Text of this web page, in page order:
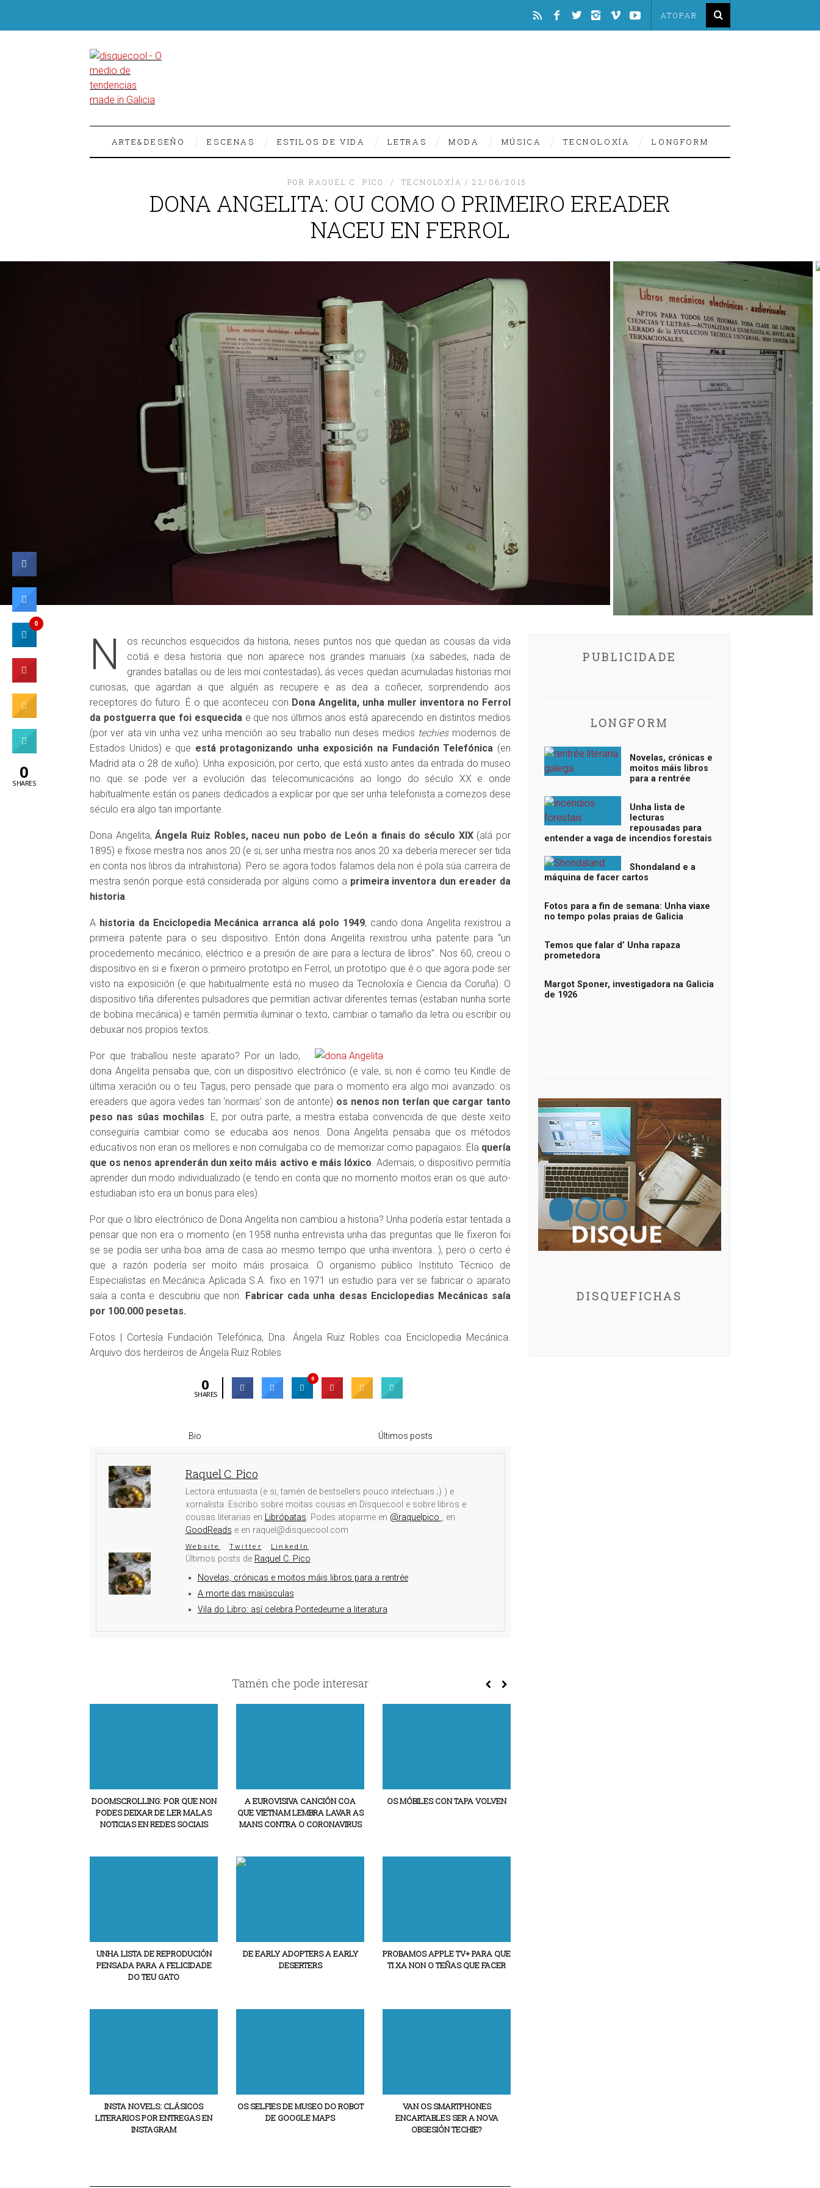
ARTE&DESEÑO ESCENAS ESTILOS DE VIDA LETRAS MODA MÚSICA TECNOLOXÍA LONGFORM
POR RAQUEL C. PICO TECNOLOXÍA 22/06/2015
DONA ANGELITA: OU COMO O PRIMEIRO EREADER
NACEU EN FERROL
N
os recunchos esquecidos da historia, neses puntos nos que quedan as cousas da vida
cotiá e desa historia que non aparece nos grandes manuais (xa sabedes, nada de
grandes batallas ou de leis moi contestadas), ás veces quedan acumuladas historias moi
curiosas, que agardan a que alguén as recupere e as dea a coñecer, sorprendendo aos
receptores do futuro. É o que aconteceu con Dona Angelita, unha muller inventora no Ferrol
da postguerra que foi esquecidae que nos últimos anos está aparecendo en distintos medios
(por ver ata vin unha vez unha mención ao seu traballo nun deses medios techiesmodernos de
Estados Unidos) e que está protagonizando unha exposición na Fundación Telefónica (en
Madrid ata o 28 de xuño). Unha exposición, por certo, que está xusto antes da entrada do museo
no que se pode ver a evolución das telecomunicacións ao longo do século XX e onde
habitualmente están os paneis dedicados a explicar por que ser unha telefonista a comezos dese
século era algo tan importante.
Dona Angelita,Ángela Ruiz Robles, naceu nun pobo de León a finais do século XIX(alá por
1895) e fíxose mestra nos anos 20 (e si, ser unha mestra nos anos 20 xa debería merecer ser tida
en conta nos libros da intrahistoria). Pero se agora todos falamos dela non é pola súa carreira de
mestra senón porque está considerada por algúns como a primeira inventora dun ereader da
historia.
A historia da Enciclopedia Mecánica arranca alá polo 1949, cando dona Angelita rexistrou a
primeira patente para o seu dispositivo. Entón dona Angelita rexistrou unha patente para “un
procedemento mecánico, eléctrico e a presión de aire para a lectura de libros”. Nos 60, creou o
dispositivo en si e fixeron o primeiro prototipo en Ferrol, un prototipo que é o que agora pode ser
visto na exposición (e que habitualmente está no museo da Tecnoloxía e Ciencia da Coruña). O
dispositivo tiña diferentes pulsadores que permitían activar diferentes temas (estaban nunha sorte
de bobina mecánica) e tamén permitía iluminar o texto, cambiar o tamaño da letra ou escribir ou
debuxar nos propios textos.
Por que traballou neste aparato? Por un lado,
dona Angelita pensaba que, con un dispositivo electrónico (e vale, si, non é como teu Kindle de
última xeración ou o teu Tagus, pero pensade que para o momento era algo moi avanzado: os
ereaders que agora vedes tan ‘normais’ son de antonte) os nenos non terían que cargar tanto
peso nas súas mochilas. E, por outra parte, a mestra estaba convencida de que deste xeito
conseguiría cambiar como se educaba aos nenos. Dona Angelita pensaba que os métodos
educativos non eran os mellores e non comulgaba co de memorizar como papagaios. Ela quería
que os nenos aprenderán dun xeito máis activo e máis lóxico. Ademais, o dispositivo permitía
aprender dun modo individualizado (e tendo en conta que no momento moitos eran os que auto-
estudiaban isto era un bonus para eles).
Por que o libro electrónico de Dona Angelita non cambiou a historia? Unha podería estar tentada a
pensar que non era o momento (en 1958 nunha entrevista unha das preguntas que lle fixeron foi
se se podía ser unha boa ama de casa ao mesmo tempo que unha inventora…), pero o certo é
que a razón podería ser moito máis prosaica. O organismo público Instituto Técnico de
Especialistas en Mecánica Aplicada S.A. fixo en 1971 un estudio para ver se fabricar o aparato
saía a conta e descubriu que non. Fabricar cada unha desas Enciclopedias Mecánicas saía
por 100.000 pesetas.
Fotos | Cortesía Fundación Telefónica, Dna. Ángela Ruiz Robles coa Enciclopedia Mecánica.
Arquivo dos herdeiros de Ángela Ruiz Robles
0
SHARES
0
Bio Últimos posts
Raquel C. Pico
Lectora entusiasta (e si, tamén de bestsellers pouco intelectuais ;) ) e
xornalista. Escribo sobre moitas cousas en Disquecool e sobre libros e
cousas literarias en Librópatas. Podes atoparme en @raquelpico , en
GoodReads e en raquel@disquecool.com
Website Twitter LinkedIn
Últimos posts de Raquel C. Pico
Novelas, crónicas e moitos máis libros para a rentrée
A morte das maiúsculas
Vila do Libro: así celebra Pontedeume a literatura
Tamén che pode interesar
DOOMSCROLLING: POR QUE NON
PODES DEIXAR DE LER MALAS
NOTICIAS EN REDES SOCIAIS
A EUROVISIVA CANCIÓN COA
QUE VIETNAM LEMBRA LAVAR AS
MANS CONTRA O CORONAVIRUS
OS MÓBILES CON TAPA VOLVEN
UNHA LISTA DE REPRODUCIÓN
PENSADA PARA A FELICIDADE
DO TEU GATO
DE EARLY ADOPTERS A EARLY
DESERTERS
PROBAMOS APPLE TV+ PARA QUE
TI XA NON O TEÑAS QUE FACER
INSTA NOVELS: CLÁSICOS
LITERARIOS POR ENTREGAS EN
INSTAGRAM
OS SELFIES DE MUSEO DO ROBOT
DE GOOGLE MAPS
VAN OS SMARTPHONES
ENCARTABLES SER A NOVA
OBSESIÓN TECHIE?
PUBLICIDADE
LONGFORM
Novelas, crónicas e
moitos máis libros
para a rentrée
Unha lista de
lecturas
repousadas para
entender a vaga de incendios forestais
Shondaland e a
máquina de facer cartos
Fotos para a fin de semana: Unha viaxe
no tempo polas praias de Galicia
Temos que falar d’ Unha rapaza
prometedora
Margot Sponer, investigadora na Galicia
de 1926
DISQUEFICHAS
0
0
SHARES